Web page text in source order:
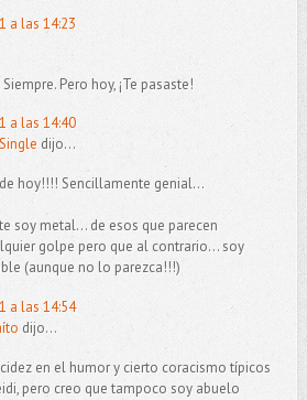
a las 14:23
Pero hoy, ¡Te pasaste!
a las 14:40
dijo...
hoy!!!! Sencillamente genial...
soy metal... de esos que parecen
golpe pero que al contrario... soy
(aunque no lo parezca!!!)
a las 14:54
dijo...
en el humor y cierto coracismo típicos
pero creo que tampoco soy abuelo